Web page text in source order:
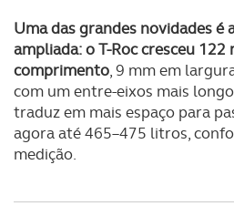
Uma das grandes novidades é
ampliada: o T-Roc cresceu 122
comprimento, 9 mm em
com um entre-eixos mais
traduz em mais espaço para
agora até 465–475 litros,
medição.